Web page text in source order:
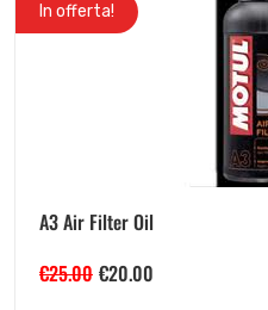
In offerta!
A3 Air Filter Oil
€25.00 €20.00